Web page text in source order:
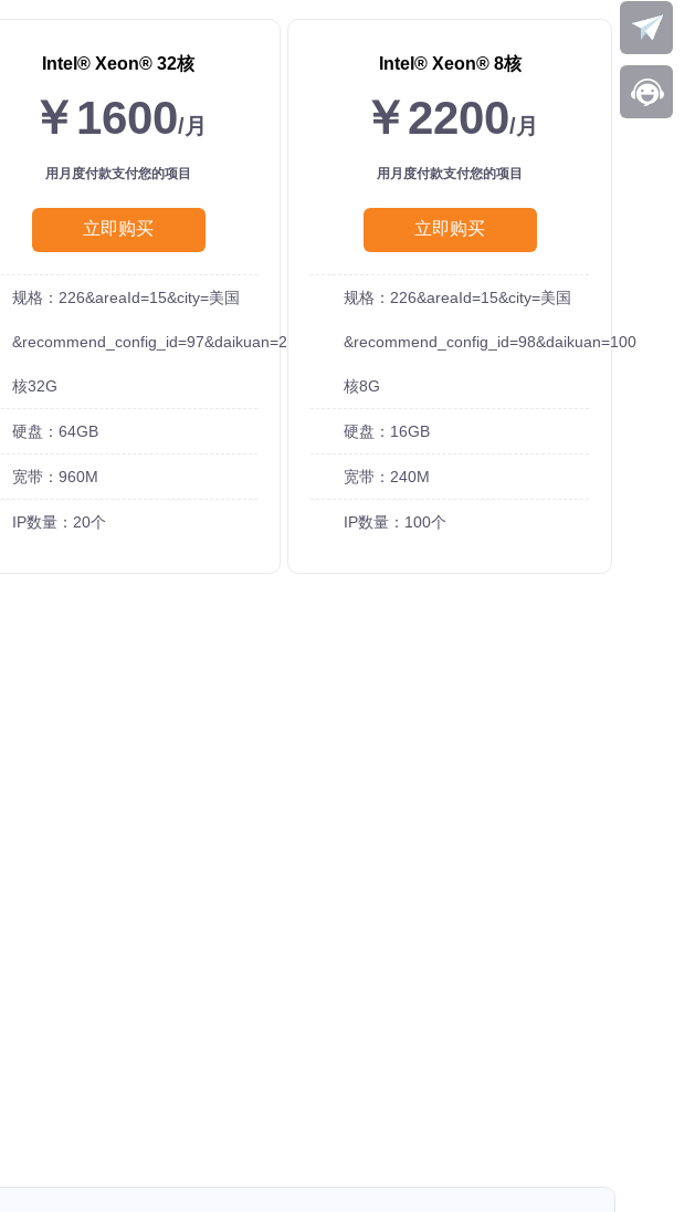
Intel®️ Xeon®️ 32核
￥1600/月
用月度付款支付您的项目
立即购买
规格：226&areaId=15&city=美国
&recommend_config_id=97&daikuan=20
核32G
硬盘：64GB
宽带：960M
IP数量：20个
Intel®️ Xeon®️ 8核
￥2200/月
用月度付款支付您的项目
立即购买
规格：226&areaId=15&city=美国
&recommend_config_id=98&daikuan=100
核8G
硬盘：16GB
宽带：240M
IP数量：100个